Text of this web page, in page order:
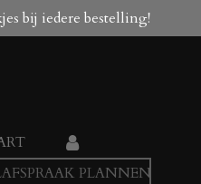
bij iedere bestelling!
PLANNEN